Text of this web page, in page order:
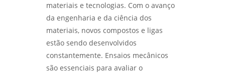
DESVENDANDO O ENSAIO DE CORROSÃO:
PROTEJA SEUS MATERIAIS COM
CONHECIMENTO - LABMETAL
DESCUBRA COMO UM LABORATÓRIO DE
ENSAIOS MECÂNICOS REVOLUCIONA A
INDÚSTRIA - LABMETAL
qualificação de eps em são josé dos
campos
qualificação de eps em são paulo
qualificacao de solda
materiais e tecnologias. Com o avanço
da engenharia e da ciência dos
materiais, novos compostos e ligas
estão sendo desenvolvidos
constantemente. Ensaios mecânicos
são essenciais para avaliar o